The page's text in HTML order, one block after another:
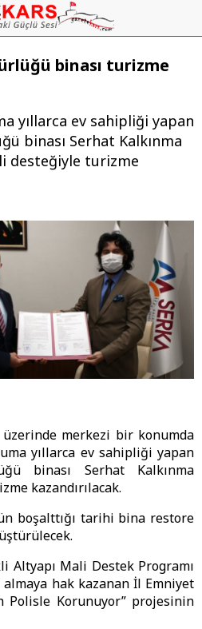
binası turizme
yıllarca ev sahipliği yapan
binası Serhat Kalkınma
desteğiyle turizme
üzerinde merkezi bir konumda
yıllarca ev sahipliği yapan
binası Serhat Kalkınma
kazandırılacak.
boşalttığı tarihi bina restore
Altyapı Mali Destek Programı
almaya hak kazanan İl Emniyet
Polisle Korunuyor” projesinin